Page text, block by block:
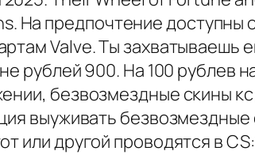
предпочтение доступны
Valve. Ты захватываешь
рублей 900. На 100 рублев
безвозмездные скины
выуживать
или другой проводятся в